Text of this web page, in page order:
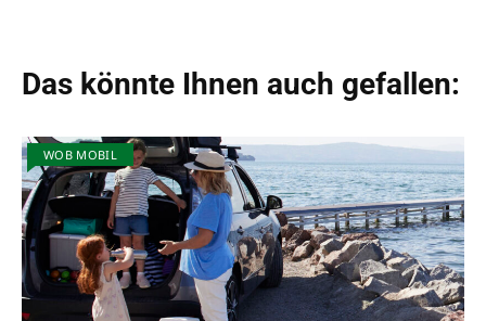
Das könnte Ihnen auch gefallen:
WOB MOBIL